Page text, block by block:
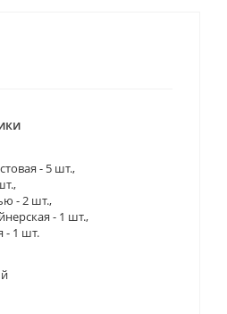
- 5 шт.,
- 2 шт.,
- 1 шт.,
- 1 шт.